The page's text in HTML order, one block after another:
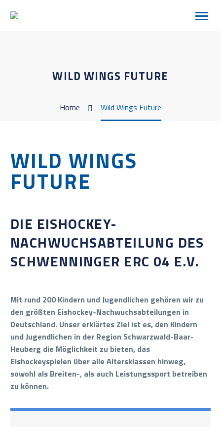
WILD WINGS FUTURE
Home Wild Wings Future
WILD WINGS
FUTURE
DIE EISHOCKEY-
NACHWUCHSABTEILUNG DES
SCHWENNINGER ERC 04 E.V.
Mit rund 200 Kindern und Jugendlichen gehören wir zu
den größten Eishockey-Nachwuchsabteilungen in
Deutschland. Unser erklärtes Ziel ist es, den Kindern
und Jugendlichen in der Region Schwarzwald-Baar-
Heuberg die Möglichkeit zu bieten, das
Eishockeyspielen über alle Altersklassen hinweg,
sowohl als Breiten-, als auch Leistungssport betreiben
zu können.